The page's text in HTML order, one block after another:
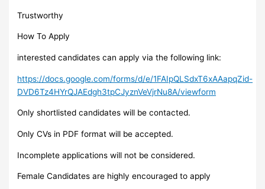
Trustworthy
How To Apply
interested candidates can apply via the following link:
https://docs.google.com/forms/d/e/1FAIpQLSdxT6xAAapqZid-
DVD6Tz4HYrQJAEdgh3tpCJyznVeVjrNu8A/viewform
Only shortlisted candidates will be contacted.
Only CVs in PDF format will be accepted.
Incomplete applications will not be considered.
Female Candidates are highly encouraged to apply